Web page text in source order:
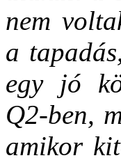
nem
a
egy jó
Q2-ben,
amikor